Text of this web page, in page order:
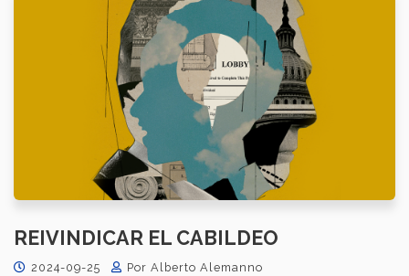
REIVINDICAR EL CABILDEO
2024-09-25 Por Alberto Alemanno